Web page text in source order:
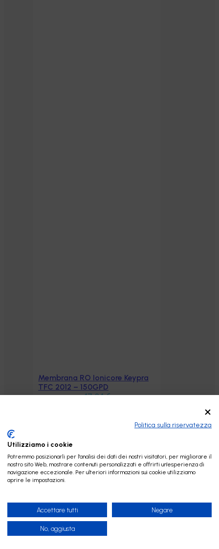
Aggiungi al carrello
Membrana RO Ionicore Keypra
TFC 2012 – 150GPD
47,04€
Politica sulla riservatezza
Utilizziamo i cookie
Potremmo posizionarli per l'analisi dei dati dei nostri visitatori, per migliorare il
nostro sito Web, mostrare contenuti personalizzati e offrirti un'esperienza di
navigazione eccezionale. Per ulteriori informazioni sui cookie utilizziamo
aprire le impostazioni.
Accettare tutti Negare
No, aggiusta